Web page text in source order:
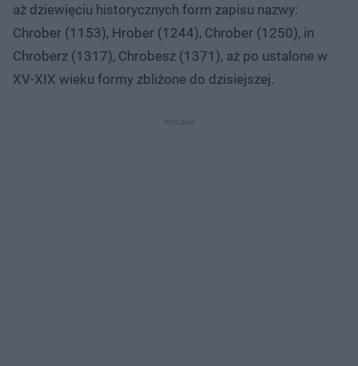
aż dziewięciu historycznych form zapisu nazwy:
Chrober (1153), Hrober (1244), Chrober (1250), in
Chroberz (1317), Chrobesz (1371), aż po ustalone w
XV-XIX wieku formy zbliżone do dzisiejszej.